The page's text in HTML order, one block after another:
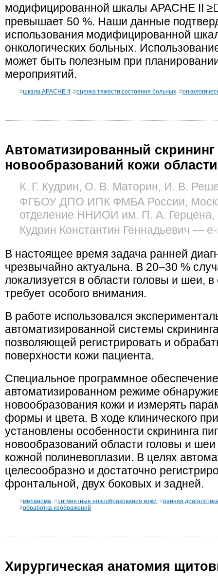
модифицированной шкалы APACHE II
превышает 50 %. Наши данные
использования модифицированной
онкологических больных.
может быть полезным при
мероприятий.
#шкала APACHE II , #оценка тяжести состояния больных, #
Автоматизированный
новообразований кожи
К. Г. Кудрин, О. В. Маторин, И. В.
ФГБОУ ДПО ИПК ФМБА России,
отделение ННИОИ им. П. А. Герцена,
Кудрин Константин Геннадьевич —
В настоящее время задача ранней
чрезвычайно актуальна. В 20–30 %
локализуется в области головы и шеи,
требует особого внимания.
В работе использовался
автоматизированной системы
позволяющей регистрировать и
поверхности кожи пациента.
Специальное программное
автоматизированном режиме
новообразования кожи и измерять
формы и цвета. В ходе клинического
установлены особенности скрининга
новообразований области головы и
кожной полиневоплазии. В целях
целесообразно и достаточно
фронтальной, двух боковых и задней.
#меланома, #пигментные новообразования кожи, #ранняя
#обработка изображений
Хирургическая анатомия